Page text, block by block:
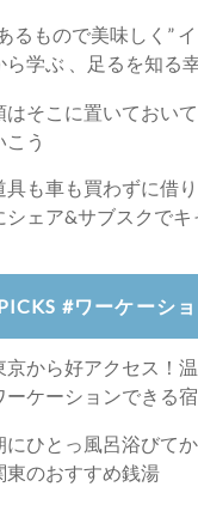
るもので美味しく”
ら学ぶ 、足るを知る
はそこに置いておい
こう
具も車も買わずに借
シェア&サブスクでキ
#ワーケーシ
京から好アクセス！
ーケーションできる
にひとっ風呂浴びて
東のおすすめ銭湯